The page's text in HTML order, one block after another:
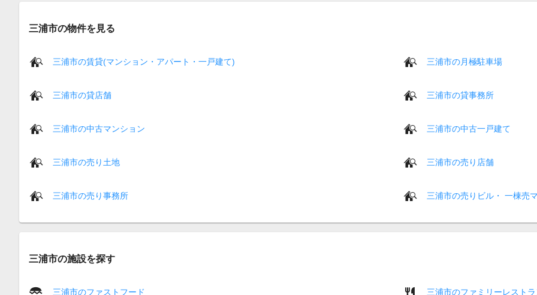
三浦市の物件を見る
三浦市の賃貸(マンション・アパート・一戸建て) 三浦市の月極駐車場
三浦市の貸店舗 三浦市の貸事務所
三浦市の中古マンション 三浦市の中古一戸建て
三浦市の売り土地 三浦市の売り店舗
三浦市の売り事務所 三浦市の売りビル・ 一棟売
三浦市の施設を探す
三浦市のファストフード 三浦市のファミリーレストラ